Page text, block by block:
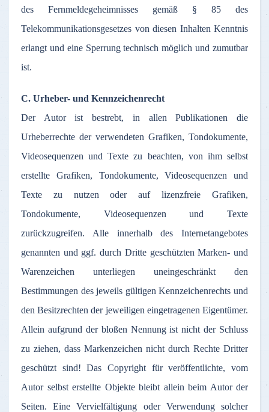
des Fernmeldegeheimnisses gemäß § 85 des
Telekommunikationsgesetzes von diesen Inhalten Kenntnis
erlangt und eine Sperrung technisch möglich und zumutbar
ist.
C. Urheber- und Kennzeichenrecht
Der Autor ist bestrebt, in allen Publikationen die
Urheberrechte der verwendeten Grafiken, Tondokumente,
Videosequenzen und Texte zu beachten, von ihm selbst
erstellte Grafiken, Tondokumente, Videosequenzen und
Texte zu nutzen oder auf lizenzfreie Grafiken,
Tondokumente, Videosequenzen und Texte
zurückzugreifen. Alle innerhalb des Internetangebotes
genannten und ggf. durch Dritte geschützten Marken- und
Warenzeichen unterliegen uneingeschränkt den
Bestimmungen des jeweils gültigen Kennzeichenrechts und
den Besitzrechten der jeweiligen eingetragenen Eigentümer.
Allein aufgrund der bloßen Nennung ist nicht der Schluss
zu ziehen, dass Markenzeichen nicht durch Rechte Dritter
geschützt sind! Das Copyright für veröffentlichte, vom
Autor selbst erstellte Objekte bleibt allein beim Autor der
Seiten. Eine Vervielfältigung oder Verwendung solcher